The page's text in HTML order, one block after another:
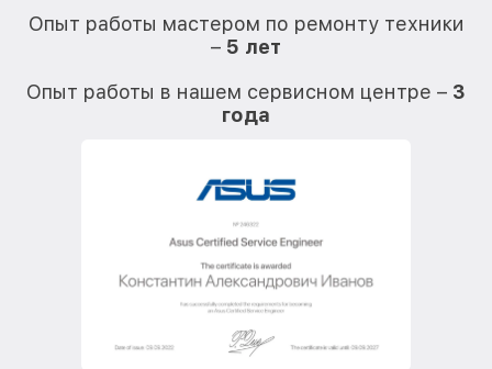
Опыт работы мастером по ремонту техники
– 5 лет
Опыт работы в нашем сервисном центре – 3
года